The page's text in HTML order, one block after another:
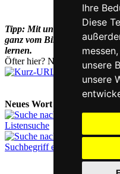
Ihre
Diese
unsere
unsere
Tipp: Mit unseren
ganz vom Bildschirm lösen,
lernen.
Öfter hier? Nutzen Sie unsere
Neues Wort nachschlagen:
Listensuche
Suchbegriff eingeben